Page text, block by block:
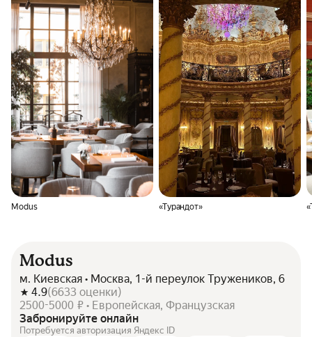
Modus «Турандот»
Modus
м. Киевская • Москва, 1-й переулок Тружеников, 6
4.9(6633 оценки)
2500-5000 ₽ • Европейская, Французская
Забронируйте онлайн
Потребуется авторизация Яндекс ID